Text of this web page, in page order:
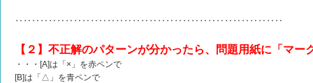
‥‥‥‥‥‥‥‥‥‥‥‥‥‥‥‥‥‥‥‥‥‥‥‥‥‥‥‥‥‥‥‥
【２】不正解のパターンが分かったら、問題用紙に「マー
・・・[A]は「×」を赤ペンで
[B]は「△」を青ペンで